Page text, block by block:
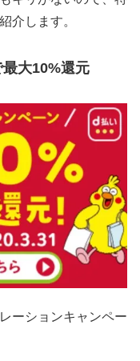
介します。
大10%還元
ーションキャンペー